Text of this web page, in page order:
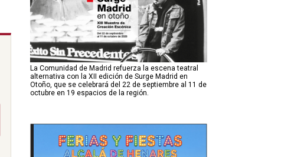
La Comunidad de Madrid refuerza la escena teatral
alternativa con la XII edición de Surge Madrid en
Otoño, que se celebrará del 22 de septiembre al 11 de
octubre en 19 espacios de la región.